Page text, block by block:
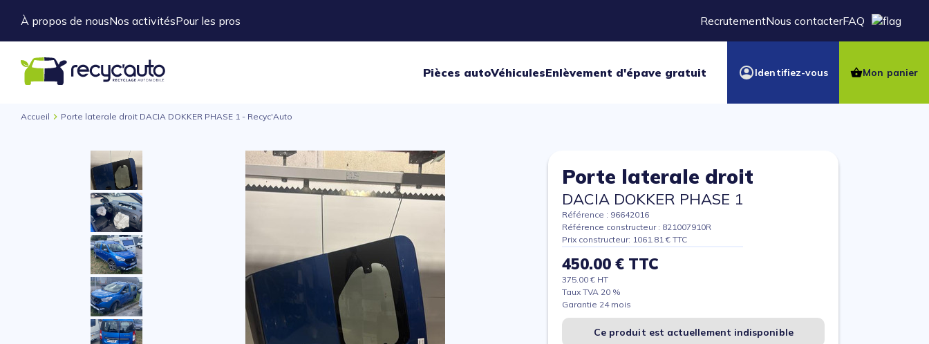
À propos de nousNos activitésPour les pros RecrutementNous contacterFAQ
Pièces autoVéhiculesEnlèvement d'épave gratuit Identifiez-vous Mon panier
Accueil Porte laterale droit DACIA DOKKER PHASE 1 - Recyc'Auto
Porte laterale droit
DACIA DOKKER PHASE 1
Référence : 96642016
Référence constructeur : 821007910R
Prix constructeur: 1061.81 € TTC
450.00 € TTC
375.00 € HT
Taux TVA 20 %
Garantie 24 mois
Ce produit est actuellement indisponible